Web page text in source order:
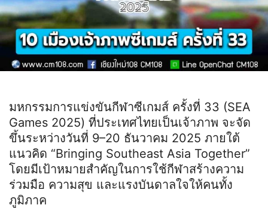
มหกรรมการแข่งขันกีฬาซีเกมส์ ครั้งที่ 33 (SEA
Games 2025) ที่ประเทศไทยเป็นเจ้าภาพ จะจัด
ขึ้นระหว่างวันที่ 9–20 ธันวาคม 2025 ภายใต้
แนวคิด “Bringing Southeast Asia Together”
โดยมีเป้าหมายสำคัญในการใช้กีฬาสร้างความ
ร่วมมือ ความสุข และแรงบันดาลใจให้คนทั้ง
ภูมิภาค